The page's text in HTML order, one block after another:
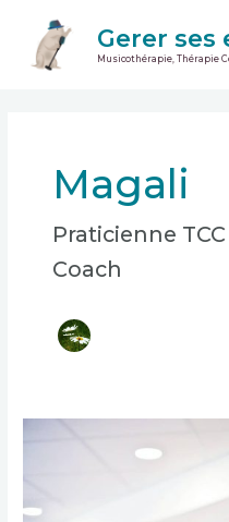
contenu
Gerer ses
Musicothérapie, Thérapie
Magali
Praticienne
Coach
agit